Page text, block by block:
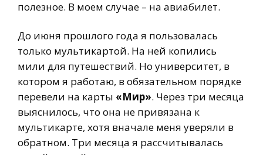
полезное. В моем случае – на авиабилет.
До июня прошлого года я пользовалась
только мультикартой. На ней копились
мили для путешествий. Но университет, в
котором я работаю, в обязательном порядке
перевели на карты «Мир». Через три месяца
выяснилось, что она не привязана к
мультикарте, хотя вначале меня уверяли в
обратном. Три месяца я рассчитывалась